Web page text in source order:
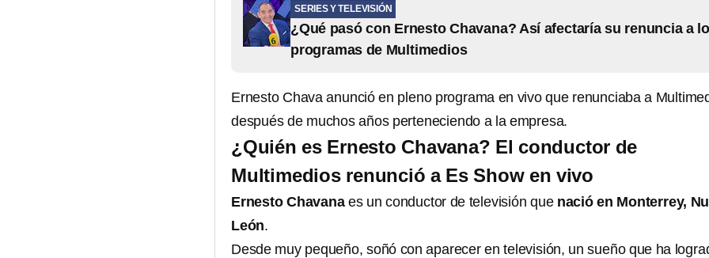
SERIES Y TELEVISIÓN
¿Qué pasó con Ernesto Chavana? Así afectaría su renuncia a
programas de Multimedios
Ernesto Chava anunció en pleno programa en vivo que renunciaba a
después de muchos años perteneciendo a la empresa.
¿Quién es Ernesto Chavana? El conductor de
Multimedios renunció a Es Show en vivo
Ernesto Chavana es un conductor de televisión que nació en Monterrey,
León.
Desde muy pequeño, soñó con aparecer en televisión, un sueño que ha